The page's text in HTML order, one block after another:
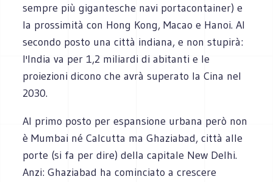
sempre più gigantesche navi portacontainer) e
la prossimità con Hong Kong, Macao e Hanoi. Al
secondo posto una città indiana, e non stupirà:
l'India va per 1,2 miliardi di abitanti e le
proiezioni dicono che avrà superato la Cina nel
2030.
Al primo posto per espansione urbana però non
è Mumbai né Calcutta ma Ghaziabad, città alle
porte (si fa per dire) della capitale New Delhi.
Anzi: Ghaziabad ha cominciato a crescere